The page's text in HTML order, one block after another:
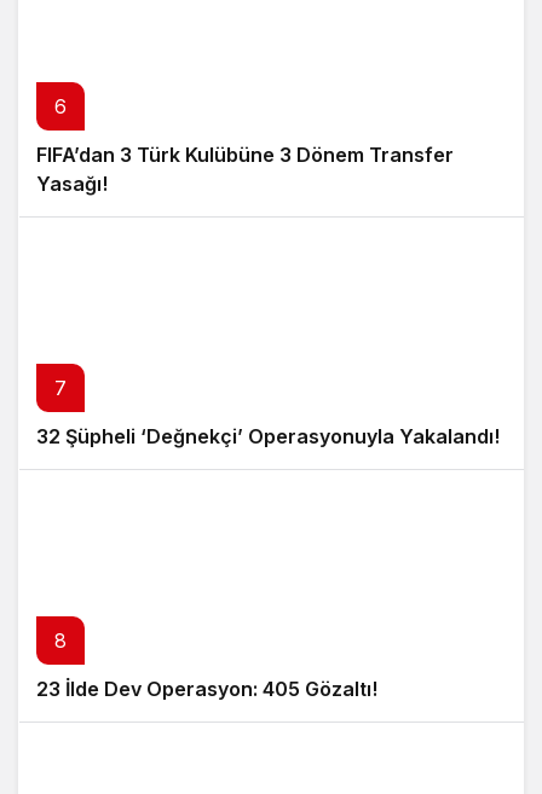
6
FIFA’dan 3 Türk Kulübüne 3 Dönem Transfer
Yasağı!
7
32 Şüpheli ‘Değnekçi’ Operasyonuyla Yakalandı!
8
23 İlde Dev Operasyon: 405 Gözaltı!